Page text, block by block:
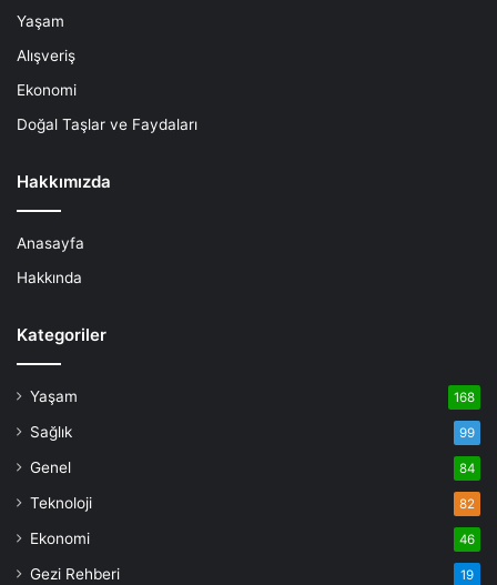
Yaşam
Alışveriş
Ekonomi
Doğal Taşlar ve Faydaları
Hakkımızda
Anasayfa
Hakkında
Kategoriler
Yaşam 168
Sağlık 99
Genel 84
Teknoloji 82
Ekonomi 46
Gezi Rehberi 19